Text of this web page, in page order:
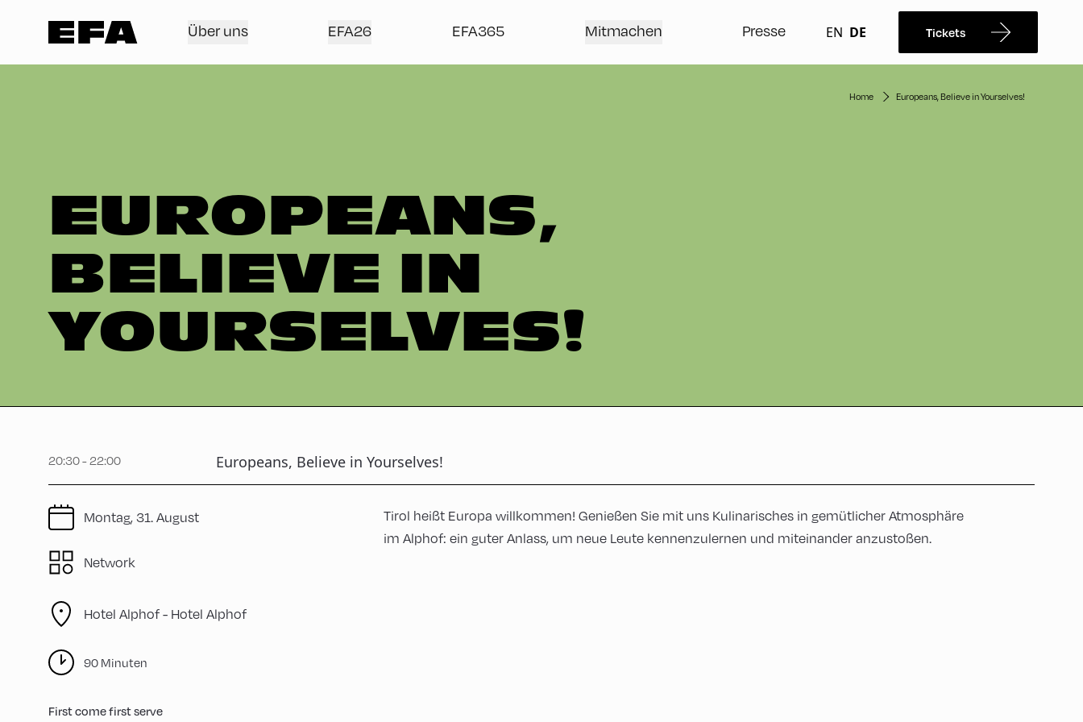
Über uns EFA26 EFA365 Mitmachen Presse EN DE Tickets
Home Europeans, Believe in Yourselves!
EUROPEANS,
BELIEVE IN
YOURSELVES!
20:30 - 22:00 Europeans, Believe in Yourselves!
Montag, 31. August
Network
Hotel Alphof - Hotel Alphof
90 Minuten
First come first serve
Tirol heißt Europa willkommen! Genießen Sie mit uns Kulinarisches in gemütlicher Atmosphäre
im Alphof: ein guter Anlass, um neue Leute kennenzulernen und miteinander anzustoßen.